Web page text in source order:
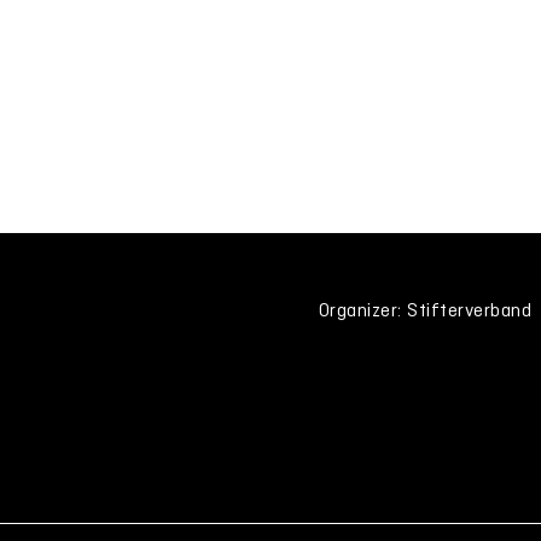
Organizer: Stifterverband